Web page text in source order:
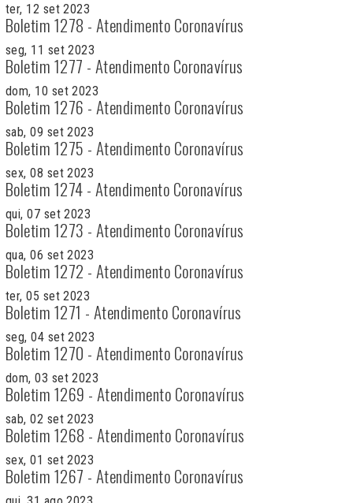
ter, 12 set 2023
Boletim 1278 - Atendimento Coronavírus
seg, 11 set 2023
Boletim 1277 - Atendimento Coronavírus
dom, 10 set 2023
Boletim 1276 - Atendimento Coronavírus
sab, 09 set 2023
Boletim 1275 - Atendimento Coronavírus
sex, 08 set 2023
Boletim 1274 - Atendimento Coronavírus
qui, 07 set 2023
Boletim 1273 - Atendimento Coronavírus
qua, 06 set 2023
Boletim 1272 - Atendimento Coronavírus
ter, 05 set 2023
Boletim 1271 - Atendimento Coronavírus
seg, 04 set 2023
Boletim 1270 - Atendimento Coronavírus
dom, 03 set 2023
Boletim 1269 - Atendimento Coronavírus
sab, 02 set 2023
Boletim 1268 - Atendimento Coronavírus
sex, 01 set 2023
Boletim 1267 - Atendimento Coronavírus